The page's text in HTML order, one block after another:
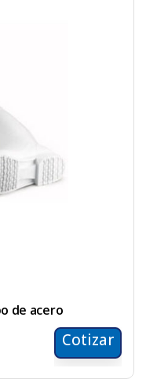
de acero
Cotizar